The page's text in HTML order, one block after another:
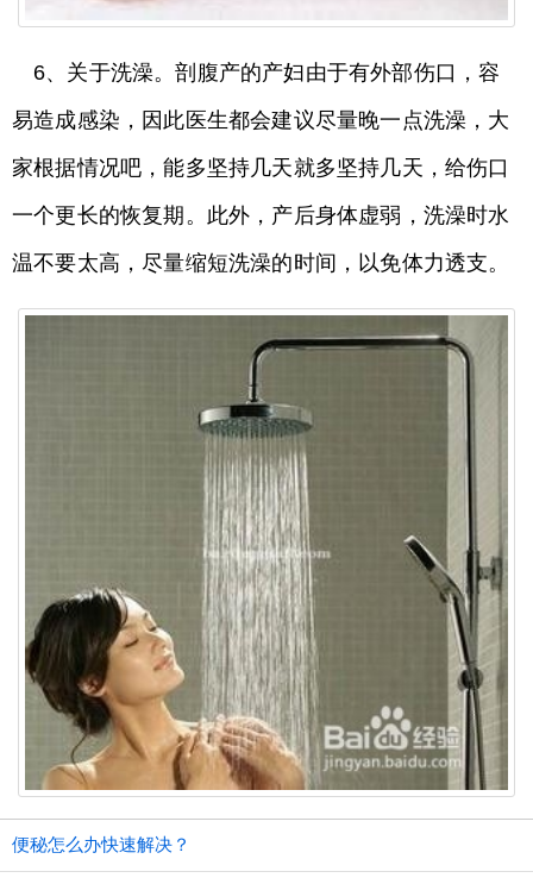
6、关于洗澡。剖腹产的产妇由于有外部伤口，容
易造成感染，因此医生都会建议尽量晚一点洗澡，大
家根据情况吧，能多坚持几天就多坚持几天，给伤口
一个更长的恢复期。此外，产后身体虚弱，洗澡时水
温不要太高，尽量缩短洗澡的时间，以免体力透支。
便秘怎么办快速解决？